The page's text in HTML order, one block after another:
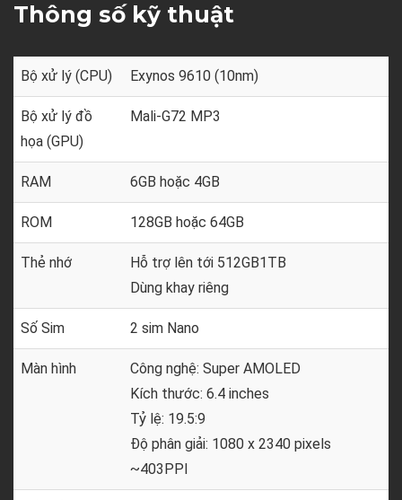
Thông số kỹ thuật
Bộ xử lý (CPU) Exynos 9610 (10nm)
Bộ xử lý đồ
họa (GPU)
Mali-G72 MP3
RAM 6GB hoặc 4GB
ROM 128GB hoặc 64GB
Thẻ nhớ
Hỗ trợ lên tới 512GB1TB
Dùng khay riêng
Số Sim 2 sim Nano
Màn hình
Công nghệ: Super AMOLED
Kích thước: 6.4 inches
Tỷ lệ: 19.5:9
Độ phân giải: 1080 x 2340 pixels
~403PPI